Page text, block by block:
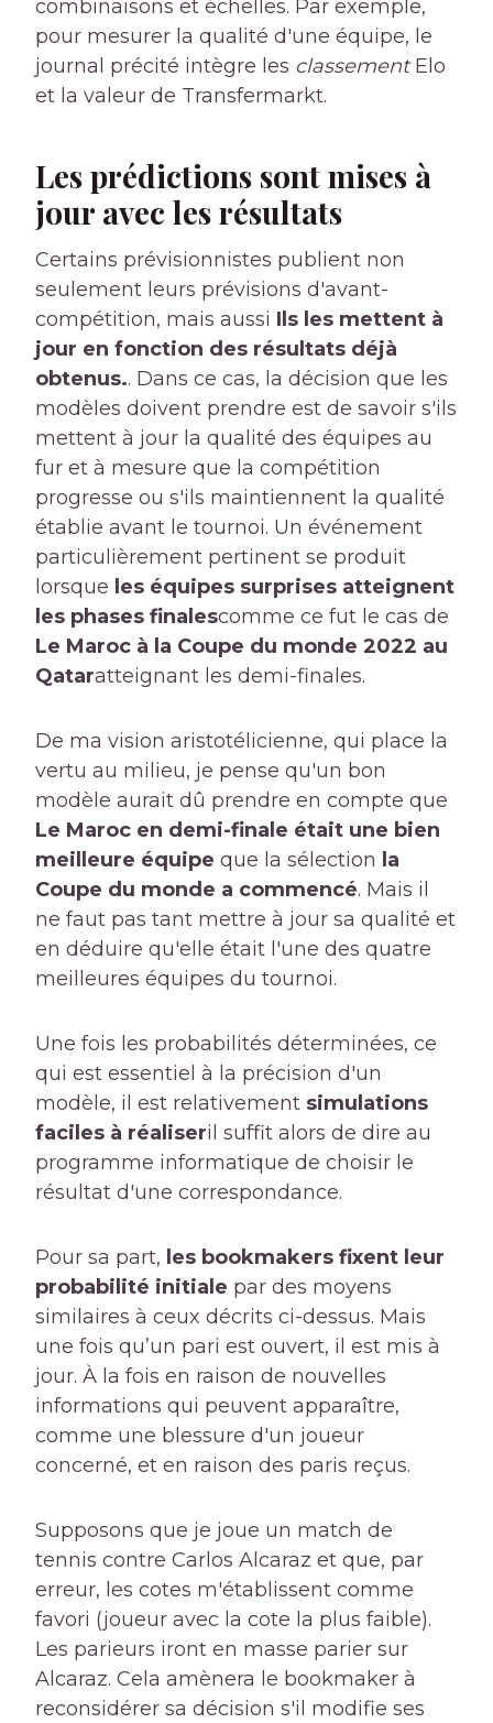
combinaisons et échelles. Par exemple,
pour mesurer la qualité d'une équipe, le
journal précité intègre les classementElo
et la valeur de Transfermarkt.
Les prédictions sont mises à
jour avec les résultats
Certains prévisionnistes publient non
seulement leurs prévisions d'avant-
compétition, mais aussi Ils les mettent à
jour en fonction des résultats déjà
obtenus.. Dans ce cas, la décision que les
modèles doivent prendre est de savoir s'ils
mettent à jour la qualité des équipes au
fur et à mesure que la compétition
progresse ou s'ils maintiennent la qualité
établie avant le tournoi. Un événement
particulièrement pertinent se produit
lorsque les équipes surprises atteignent
les phases finalescomme ce fut le cas de
Le Maroc à la Coupe du monde 2022 au
Qataratteignant les demi-finales.
De ma vision aristotélicienne, qui place la
vertu au milieu, je pense qu'un bon
modèle aurait dû prendre en compte que
Le Maroc en demi-finale était une bien
meilleure équipe que la sélection la
Coupe du monde a commencé. Mais il
ne faut pas tant mettre à jour sa qualité et
en déduire qu'elle était l'une des quatre
meilleures équipes du tournoi.
Une fois les probabilités déterminées, ce
qui est essentiel à la précision d'un
modèle, il est relativement simulations
faciles à réaliseril suffit alors de dire au
programme informatique de choisir le
résultat d'une correspondance.
Pour sa part, les bookmakers fixent leur
probabilité initiale par des moyens
similaires à ceux décrits ci-dessus. Mais
une fois qu’un pari est ouvert, il est mis à
jour. À la fois en raison de nouvelles
informations qui peuvent apparaître,
comme une blessure d'un joueur
concerné, et en raison des paris reçus.
Supposons que je joue un match de
tennis contre Carlos Alcaraz et que, par
erreur, les cotes m'établissent comme
favori (joueur avec la cote la plus faible).
Les parieurs iront en masse parier sur
Alcaraz. Cela amènera le bookmaker à
reconsidérer sa décision s'il modifie ses